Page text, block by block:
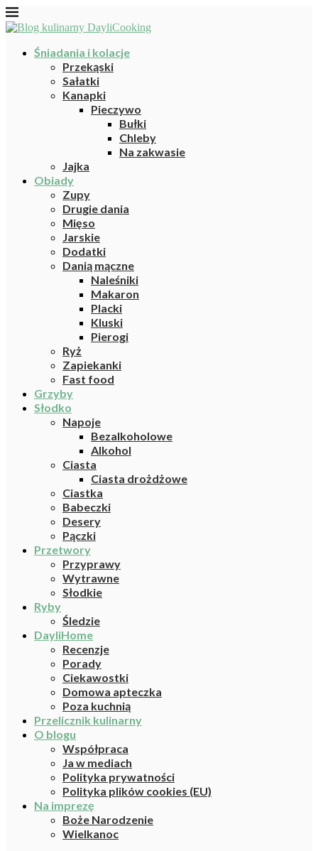
Śniadania i kolacje
Przekąski
Sałatki
Kanapki
Pieczywo
Bułki
Chleby
Na zakwasie
Jajka
Obiady
Zupy
Drugie dania
Mięso
Jarskie
Dodatki
Danią mączne
Naleśniki
Makaron
Placki
Kluski
Pierogi
Ryż
Zapiekanki
Fast food
Grzyby
Słodko
Napoje
Bezalkoholowe
Alkohol
Ciasta
Ciasta drożdżowe
Ciastka
Babeczki
Desery
Pączki
Przetwory
Przyprawy
Wytrawne
Słodkie
Ryby
Śledzie
DayliHome
Recenzje
Porady
Ciekawostki
Domowa apteczka
Poza kuchnią
Przelicznik kulinarny
O blogu
Współpraca
Ja w mediach
Polityka prywatności
Polityka plików cookies (EU)
Na imprezę
Boże Narodzenie
Wielkanoc